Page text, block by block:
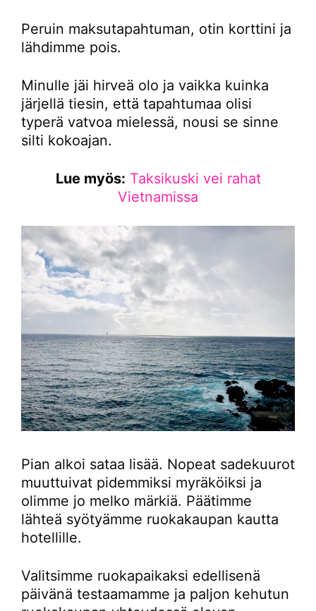
Peruin maksutapahtuman, otin korttini ja
lähdimme pois.
Minulle jäi hirveä olo ja vaikka kuinka
järjellä tiesin, että tapahtumaa olisi
typerä vatvoa mielessä, nousi se sinne
silti kokoajan.
Lue myös: Taksikuski vei rahat
Vietnamissa
Pian alkoi sataa lisää. Nopeat sadekuurot
muuttuivat pidemmiksi myräköiksi ja
olimme jo melko märkiä. Päätimme
lähteä syötyämme ruokakaupan kautta
hotellille.
Valitsimme ruokapaikaksi edellisenä
päivänä testaamamme ja paljon kehutun